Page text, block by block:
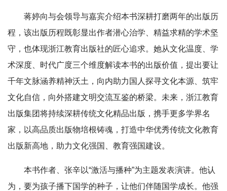
蒋婷向与会领导与嘉宾介绍本书深耕打磨两年的出版历
程，该出版历程既彰显出作者潜心治学、精益求精的学术坚
守，也体现浙江教育出版社的匠心追求。她从文化温度、学
术深度、时代广度三个维度解读本书的出版价值，提出要让
千年文脉涵养精神沃土，向内助力国人探寻文化本源、筑牢
文化自信，向外搭建文明交流互鉴的桥梁。未来，浙江教育
出版集团将持续深耕传统文化精品出版，携手更多学界名
家，以高品质出版物培根铸魂，打造中华优秀传统文化教育
出版新高地，助力文化强国、教育强国建设。
本书作者、张辛以“激活与播种”为主题发表演讲。他认
为，要为孩子播下国学的种子，让他们伴随国学成长。他强